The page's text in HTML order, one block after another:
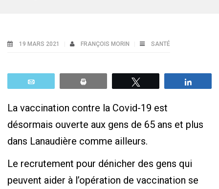
19 MARS 2021 FRANÇOIS MORIN SANTÉ
La vaccination contre la Covid-19 est
désormais ouverte aux gens de 65 ans et plus
dans Lanaudière comme ailleurs.
Le recrutement pour dénicher des gens qui
peuvent aider à l’opération de vaccination se